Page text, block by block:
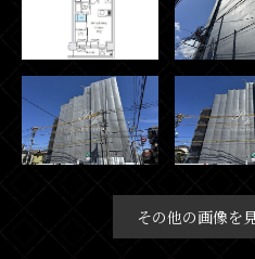
その他の画像を